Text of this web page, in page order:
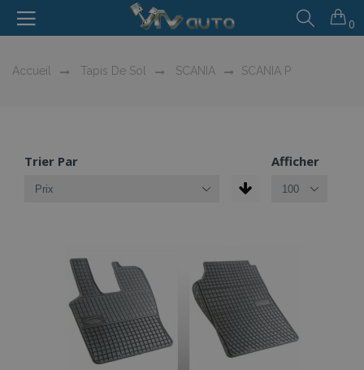
0
Accueil Tapis De Sol SCANIA SCANIA P
Trier Par Afficher